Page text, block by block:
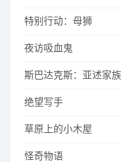
特别行动：母狮
夜访吸血鬼
斯巴达克斯：亚述家族
绝望写手
草原上的小木屋
怪奇物语